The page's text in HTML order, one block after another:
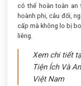
có thể hoàn toàn an
hoành phi, câu đối,
cấp mà không lo bị
liêng.
Xem chi tiết
Tiện Ích Và
Việt Nam